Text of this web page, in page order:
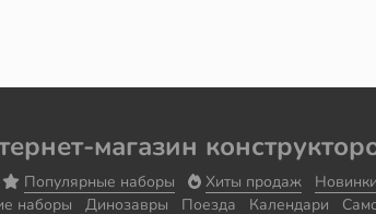
магазин
Популярные наборы Хиты продаж
наборы Динозавры Поезда Календари